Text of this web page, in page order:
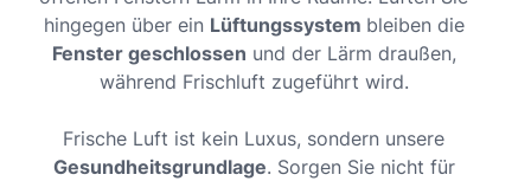
hingegen über ein Lüftungssystem bleiben die
Fenster geschlossen und der Lärm draußen,
während Frischluft zugeführt wird.
Frische Luft ist kein Luxus, sondern unsere
Gesundheitsgrundlage. Sorgen Sie nicht für